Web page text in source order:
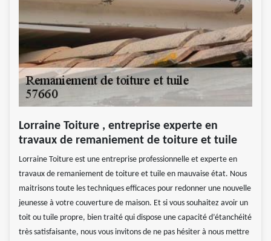
Lorraine Toiture , entreprise experte en
travaux de remaniement de toiture et tuile
Lorraine Toiture est une entreprise professionnelle et experte en
travaux de remaniement de toiture et tuile en mauvaise état. Nous
maitrisons toute les techniques efficaces pour redonner une nouvelle
jeunesse à votre couverture de maison. Et si vous souhaitez avoir un
toit ou tuile propre, bien traité qui dispose une capacité d’étanchéité
très satisfaisante, nous vous invitons de ne pas hésiter à nous mettre